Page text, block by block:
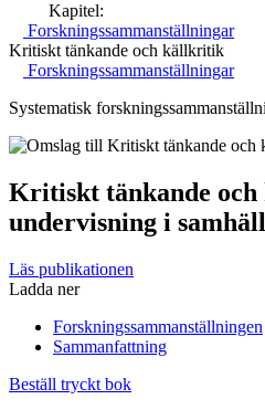
Kapitel:
Forskningssammanställningar
Kritiskt tänkande och källkritik
Forskningssammanställningar
Systematisk
Kritiskt tänkande
undervisning i
Läs publikationen
Ladda ner
Forskningssammanställningen
Sammanfattning
Beställ tryckt bok